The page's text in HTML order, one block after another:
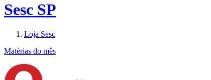
Sesc SP
Loja Sesc
Matérias do mês